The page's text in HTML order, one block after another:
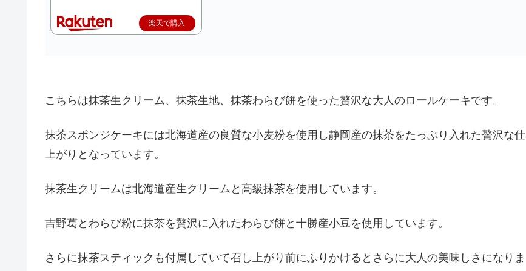
楽天で購入
こちらは抹茶生クリーム、抹茶生地、抹茶わらび餅を使った贅沢な大人のロールケーキです。
抹茶スポンジケーキには北海道産の良質な小麦粉を使用し静岡産の抹茶をたっぷり入れた贅沢な仕
上がりとなっています。
抹茶生クリームは北海道産生クリームと高級抹茶を使用しています。
吉野葛とわらび粉に抹茶を贅沢に入れたわらび餅と十勝産小豆を使用しています。
さらに抹茶スティックも付属していて召し上がり前にふりかけるとさらに大人の美味しさになりま